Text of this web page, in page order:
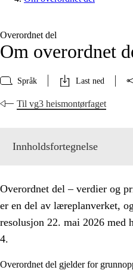
Overordnet del
Om overordnet
Språk Last ned
Til vg3 heismontørfaget
Innholdsfortegnelse
Overordnet del – verdier og
er en del av læreplanverket,
resolusjon 22. mai 2026
4.
Overordnet del gjelder for